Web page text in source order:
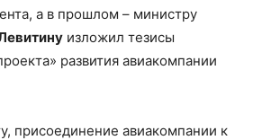
а в прошлом – министру
изложил тезисы
развития авиакомпании
присоединение авиакомпании к